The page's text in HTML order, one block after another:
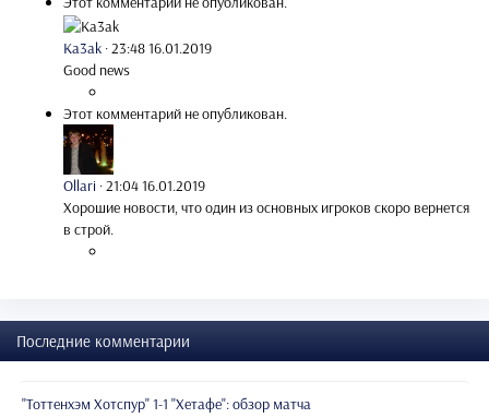
Ka3ak · 23:48 16.01.2019
Good news
Этот комментарий не опубликован.
Ollari · 21:04 16.01.2019
Хорошие новости, что один из основных игроков скоро вернется
в строй.
Последние комментарии
"Тоттенхэм Хотспур" 1-1 "Хетафе": обзор матча